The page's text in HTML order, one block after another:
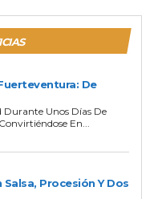
De
Unos Días De
En...
Procesión Y Dos